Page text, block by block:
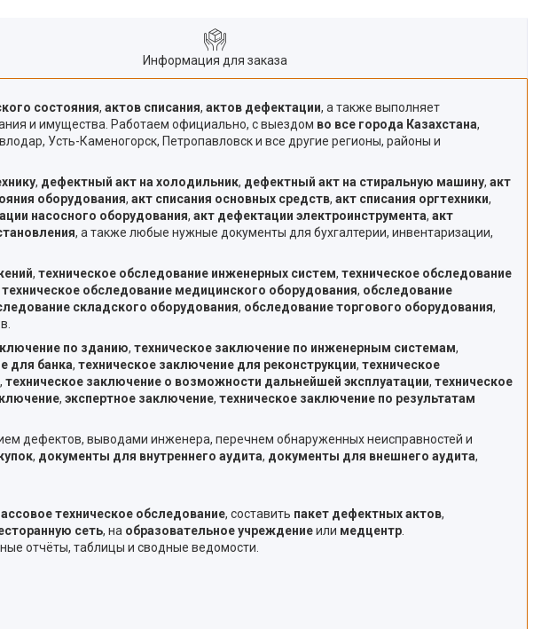
Информация для заказа
состояния, актов списания, актов дефектации, а также выполняет
и имущества. Работаем официально, с выездом во все города Казахстана,
Усть-Каменогорск, Петропавловск и все другие регионы, районы и
, дефектный акт на холодильник, дефектный акт на стиральную машину, акт
оборудования, акт списания основных средств, акт списания оргтехники,
насосного оборудования, акт дефектации электроинструмента, акт
, а также любые нужные документы для бухгалтерии, инвентаризации,
, техническое обследование инженерных систем, техническое обследование
техническое обследование медицинского оборудования, обследование
складского оборудования, обследование торгового оборудования,
по зданию, техническое заключение по инженерным системам,
для банка, техническое заключение для реконструкции, техническое
, техническое заключение о возможности дальнейшей эксплуатации, техническое
, экспертное заключение, техническое заключение по результатам
дефектов, выводами инженера, перечнем обнаруженных неисправностей и
, документы для внутреннего аудита, документы для внешнего аудита,
техническое обследование, составить пакет дефектных актов,
сеть, на образовательное учреждениеили медцентр
отчёты, таблицы и сводные ведомости.